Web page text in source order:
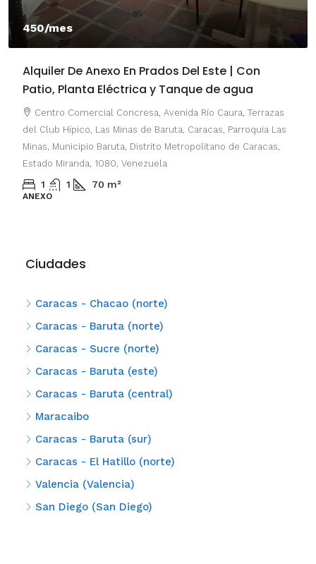
450/mes
Alquiler De Anexo En Prados Del Este | Con
Patio, Planta Eléctrica y Tanque de agua
Centro Comercial Concresa, Avenida Río Caura, Terrazas
del Club Hípico, Las Minas de Baruta, Caracas, Parroquia Las
Minas, Municipio Baruta, Distrito Metropolitano de Caracas,
Estado Miranda, 1080, Venezuela
1 1 70 m²
ANEXO
Ciudades
Caracas - Chacao (norte)
Caracas - Baruta (norte)
Caracas - Sucre (norte)
Caracas - Baruta (este)
Caracas - Baruta (central)
Maracaibo
Caracas - Baruta (sur)
Caracas - El Hatillo (norte)
Valencia (Valencia)
San Diego (San Diego)